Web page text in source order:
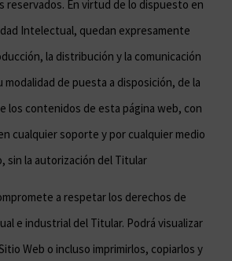
reservados. En virtud de lo dispuesto en
Intelectual, quedan expresamente
la distribución y la comunicación
modalidad de puesta a disposición, de la
los contenidos de esta página web, con
cualquier soporte y por cualquier medio
sin la autorización del Titular
a respetar los derechos de
e industrial del Titular. Podrá visualizar
Web o incluso imprimirlos, copiarlos y